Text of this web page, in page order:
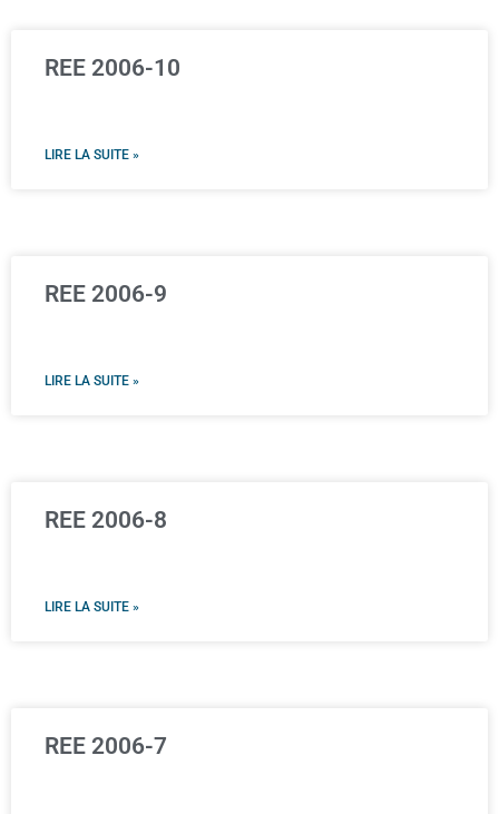
REE 2006-10
LIRE LA SUITE »
REE 2006-9
LIRE LA SUITE »
REE 2006-8
LIRE LA SUITE »
REE 2006-7